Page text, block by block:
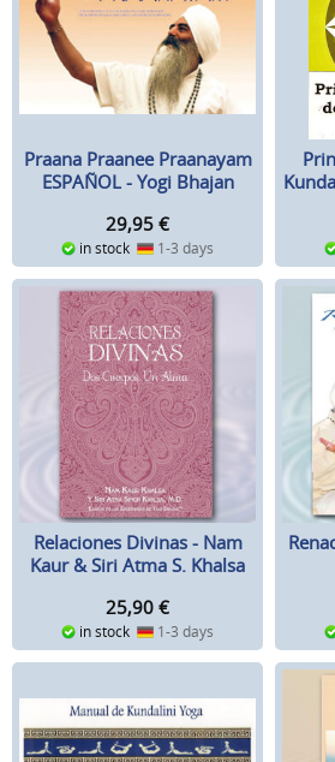
Praana Praanee Praanayam
ESPAÑOL - Yogi Bhajan
29,95 €
in stock 1-3 days
Relaciones Divinas - Nam
Kaur & Siri Atma S. Khalsa
25,90 €
in stock 1-3 days